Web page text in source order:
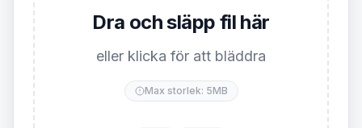
Dra och släpp fil här
eller klicka för att bläddra
Max storlek: 5MB